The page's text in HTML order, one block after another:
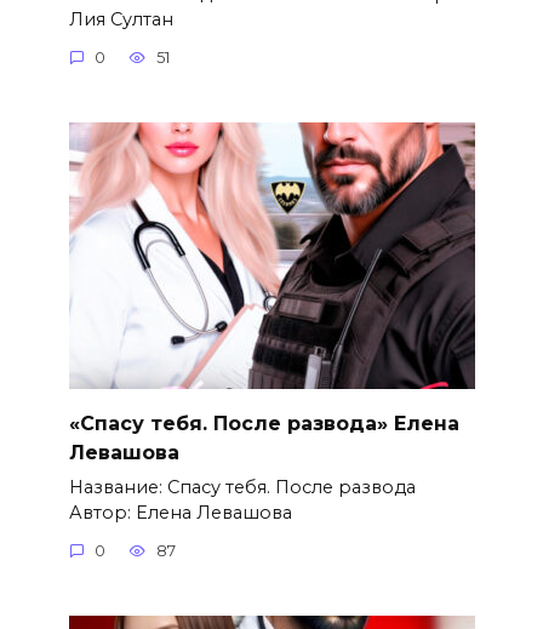
Лия Султан
0 51
«Спасу тебя. После развода» Елена
Левашова
Название: Спасу тебя. После развода
Автор: Елена Левашова
0 87